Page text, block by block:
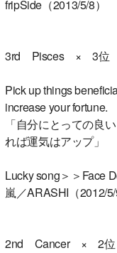
fripSide（2013/5/8）
3rd Pisces × 3位
Pick up things
increase your fortune.
「自分にとっての良
れば運気はアップ」
Lucky song＞＞Face
嵐／ARASHI（2012/5/
2nd Cancer × 2